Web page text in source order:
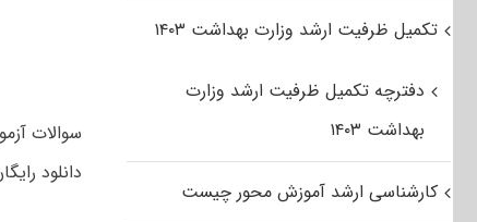
دانلود رایگان
تکمیل ظرفیت ارشد وزارت بهداشت ۱۴۰۳
دفترچه تکمیل ظرفیت ارشد وزارت
بهداشت ۱۴۰۳
کارشناسی ارشد آموزش محور چیست